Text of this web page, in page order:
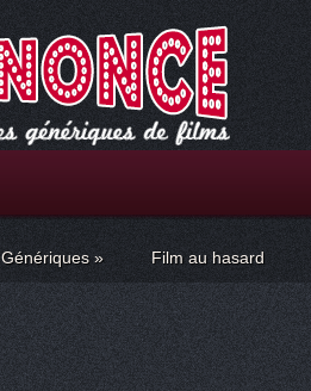
Génériques » Film au hasard